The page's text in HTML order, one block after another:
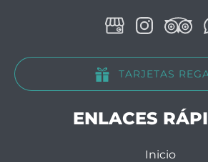
TARJETAS
ENLACES
Inicio